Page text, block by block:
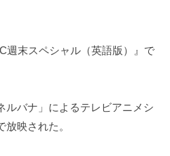
週末スペシャル（英語版）』で
ルバナ」によるテレビアニメシ
映された。